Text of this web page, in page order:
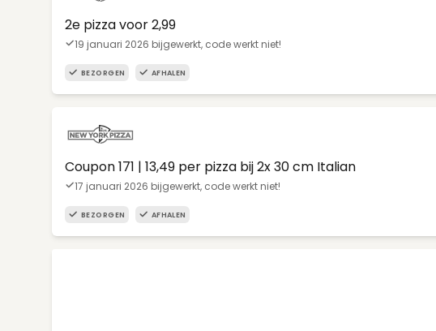
2e pizza voor 2,99
19 januari 2026 bijgewerkt, code werkt niet!
BEZORGEN AFHALEN
Coupon 171 | 13,49 per pizza bij 2x 30 cm Italian
17 januari 2026 bijgewerkt, code werkt niet!
BEZORGEN AFHALEN